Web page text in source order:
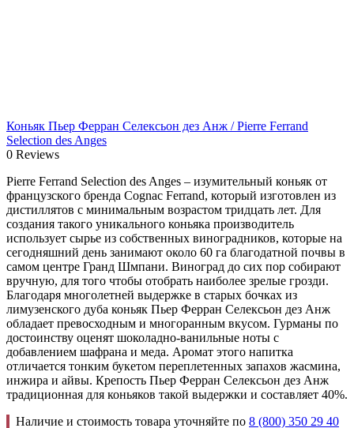
Коньяк Пьер Ферран Селексьон дез Анж / Pierre Ferrand
Selection des Anges
0 Reviews
Pierre Ferrand Selection des Anges – изумительный коньяк от
французского бренда Cognac Ferrand, который изготовлен из
дистиллятов с минимальным возрастом тридцать лет. Для
создания такого уникального коньяка производитель
использует сырье из собственных виноградников, которые на
сегодняшний день занимают около 60 га благодатной почвы в
самом центре Гранд Шмпани. Виноград до сих пор собирают
вручную, для того чтобы отобрать наиболее зрелые грозди.
Благодаря многолетней выдержке в старых бочках из
лимузенского дуба коньяк Пьер Ферран Селексьон дез Анж
обладает превосходным и многоранным вкусом. Гурманы по
достоинству оценят шоколадно-ванильные ноты с
добавлением шафрана и меда. Аромат этого напитка
отличается тонким букетом переплетенных запахов жасмина,
инжира и айвы. Крепость Пьер Ферран Селексьон дез Анж
традиционная для коньяков такой выдержки и составляет 40%.
Наличие и стоимость товара уточняйте по 8 (800) 350 29 40